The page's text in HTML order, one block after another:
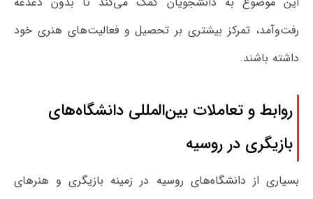
رفت‌وآمد، تمرکز بیشتری بر تحصیل و فعالیت‌های هنری خود
داشته باشند.
روابط و تعاملات بین‌المللی دانشگاه‌های
بازیگری در روسیه
بسیاری از دانشگاه‌های روسیه در زمینه بازیگری و هنرهای